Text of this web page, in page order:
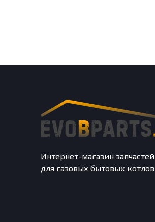
Интернет-магазин запчастей
для газовых бытовых котлов